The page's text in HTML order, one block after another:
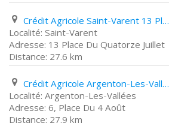
Crédit Agricole Saint-Varent 13 Place Du Quatorze Juillet
Saint-Varent
13 Place Du Quatorze Juillet
27.6 km
Crédit Agricole Argenton-Les-Vallées 6, Place Du 4 Août
Argenton-Les-Vallées
6, Place Du 4 Août
27.9 km